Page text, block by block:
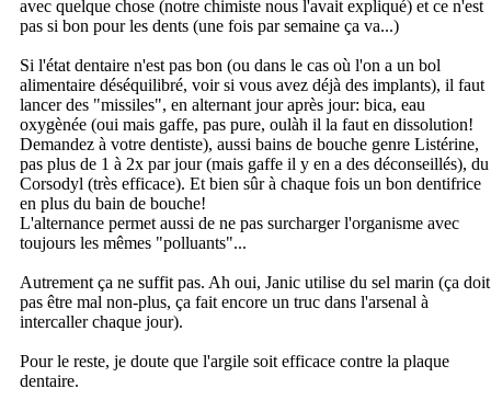
avec quelque chose (notre chimiste nous l'avait expliqué) et ce n'est
pas si bon pour les dents (une fois par semaine ça va...)
Si l'état dentaire n'est pas bon (ou dans le cas où l'on a un bol
alimentaire déséquilibré, voir si vous avez déjà des implants), il faut
lancer des "missiles", en alternant jour après jour: bica, eau
oxygènée (oui mais gaffe, pas pure, oulàh il la faut en dissolution!
Demandez à votre dentiste), aussi bains de bouche genre Listérine,
pas plus de 1 à 2x par jour (mais gaffe il y en a des déconseillés), du
Corsodyl (très efficace). Et bien sûr à chaque fois un bon dentifrice
en plus du bain de bouche!
L'alternance permet aussi de ne pas surcharger l'organisme avec
toujours les mêmes "polluants"...
Autrement ça ne suffit pas. Ah oui, Janic utilise du sel marin (ça doit
pas être mal non-plus, ça fait encore un truc dans l'arsenal à
intercaller chaque jour).
Pour le reste, je doute que l'argile soit efficace contre la plaque
dentaire.